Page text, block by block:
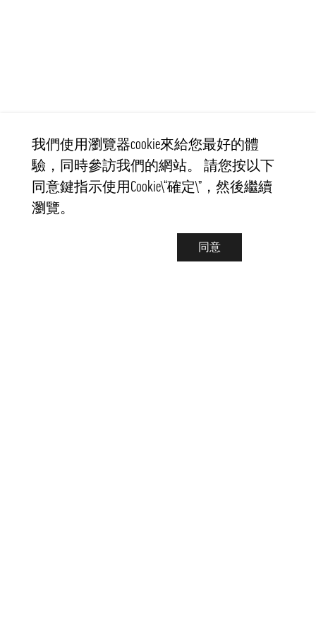
我們使用瀏覽器cookie來給您最好的體
驗，同時參訪我們的網站。 請您按以下
同意鍵指示使用Cookie\“確定\”，然後繼續
瀏覽。
同意